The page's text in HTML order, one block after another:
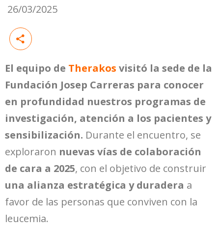
26/03/2025
El equipo de Therakos visitó la sede de la
Fundación Josep Carreras para conocer
en profundidad nuestros programas de
investigación, atención a los pacientes y
sensibilización. Durante el encuentro, se
exploraron nuevas vías de colaboración
de cara a 2025, con el objetivo de construir
una alianza estratégica y duradera a
favor de las personas que conviven con la
leucemia.